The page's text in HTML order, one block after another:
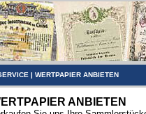
| WERTPAPIER ANBIETEN
ANBIETEN